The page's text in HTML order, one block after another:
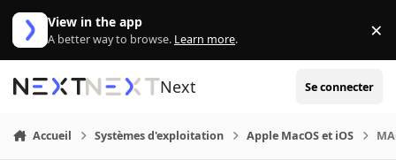
Aller au contenu
View in the app
A better way to browse. Learn more. ×
Next Se connecter
Accueil Systèmes d'exploitation Apple MacOS et iOS